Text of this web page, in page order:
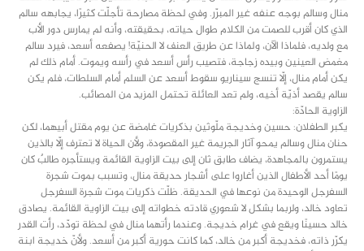
منال وسالم بوجه عنفه غير المبرّر. وفي لحظة مصارحة تأجلّت كثيرًا، يجابهه سالم
الذي كان أقرب للصمت من الكلام طوال حياته، بحقيقته، وأنه لم يمارس دور الأب
مع ولديه، فلماذا الآن، ولماذا عن طريق العنف لا الحنيّة! يصفعه أسعد، فيرد سالم
مغمض العينين وبيده زجاجة، فتصيب رأس أسعد في رأسه ويموت. أمام ذلك لم
يكن أمام منال، إلّا تنسج سيناريو سقوط أسعد عن السلم أمام السلطات، فلم يكن
سالم يقصد أذيّة أخيه، ولم تعد العائلة تحتمل المزيد من المصائب.
الزاوية الحادّة:
يكبر الطفلان: حسين وخديجة ملّوثين بذكريات غامضة عن يوم مقتل أبيهما، لكن
حنان منال وسالم يمحو آثار الجريمة غير المقصودة، ولأن الحياة لا تعترف إلّا بالذين
يستمرون بالمجاهدة، يضاف طابق ثان إلى بيت الزاوية القائمة ويستأجره طالبٌ كان
يومًا أحد الأطفال الذين أغاروا على أشجار حديقة منال، وتسبب بموت شجرة
السفرجل الوحيدة من نوعها في الحديقة. ظلّت ذكريات موت شجرة السفرجل
تعاود خالد، ولربما بشكل لا شعوري قادته خطواته إلى بيت الزاوية القائمة. يصادق
خالد حسينًا ويقع في غرام خديجة. وعندما رأتهما منال في لحظة تودّد، رأت القدر
يكرّر ذاته، فخديجة أكبر من خالد، كما كانت حورية أكبر من أسعد. ولأنّ خديجة ابنة